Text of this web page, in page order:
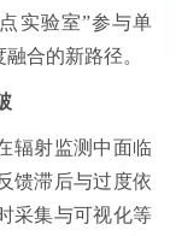
实验室”参与单
合的新路径。
辐射监测中面临
馈滞后与过度依
采集与可视化等